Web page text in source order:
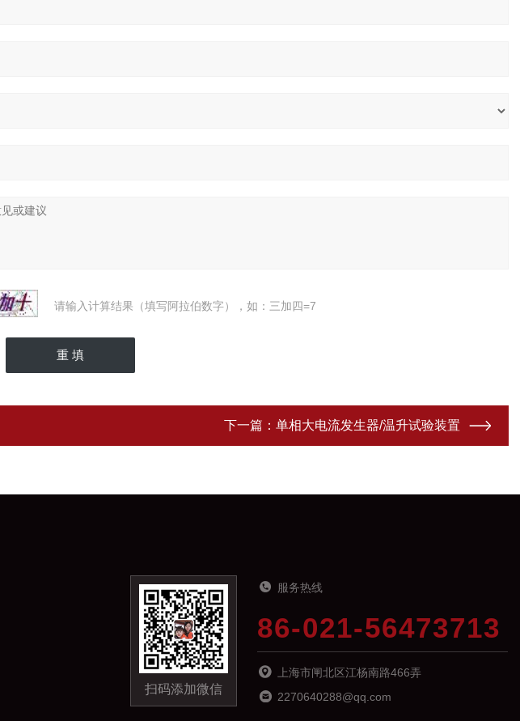
请输入计算结果（填写阿拉伯数字），如：三加四=7
下一篇： 单相大电流发生器/温升试验装置
扫码添加微信
服务热线
86-021-56473713
上海市闸北区江杨南路466弄
2270640288@qq.com